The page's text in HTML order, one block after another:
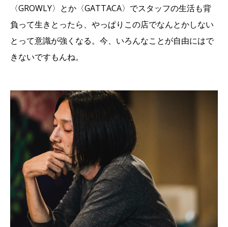
〈GROWLY〉とか〈GATTACA〉でスタッフの生活も背
負って生きとったら、やっぱりこの店でなんとかしない
とって意識が強くなる。今、いろんなことが自由にはで
きないですもんね。